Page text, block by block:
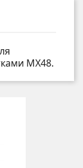
MX48.